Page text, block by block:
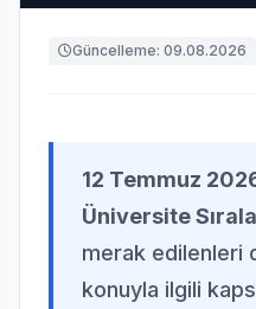
Güncelleme: 09.08.2026
12 Temmuz
Üniversite
merak edilenleri
konuyla ilgili